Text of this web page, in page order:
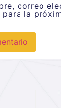
correo
para la